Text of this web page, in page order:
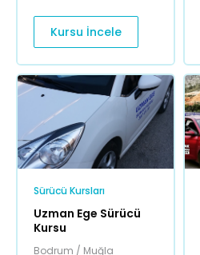
Kursu İncele
Sürücü Kursları
Uzman Ege Sürücü
Kursu
Bodrum / Muğla